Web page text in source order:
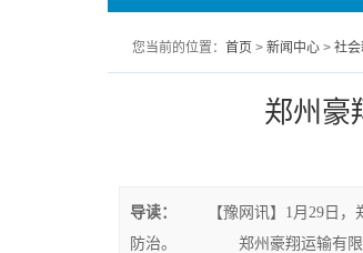
您当前的位置： 首页 > 新闻中心 > 社会
郑州豪
导读：
【豫网讯】1月29日，郑
防治。 郑州豪翔运输有限公